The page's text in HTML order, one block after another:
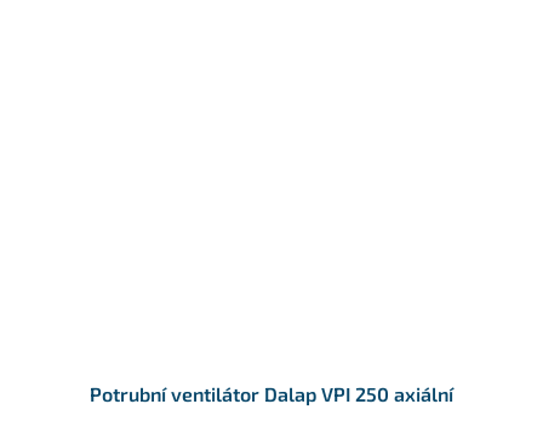
Potrubní ventilátor Dalap VPI 250 axiální